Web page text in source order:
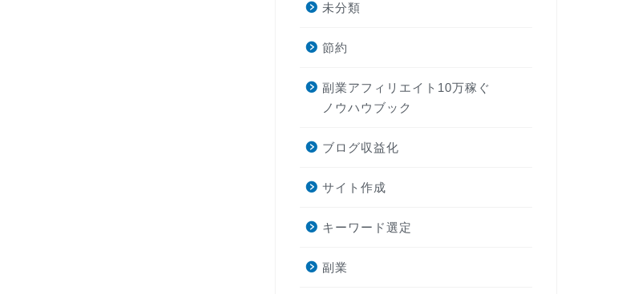
未分類
節約
副業アフィリエイト10万稼ぐ
ノウハウブック
ブログ収益化
サイト作成
キーワード選定
副業